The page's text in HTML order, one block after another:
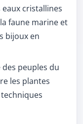
eaux cristallines
faune marine et
bijoux en
peuples du
les plantes